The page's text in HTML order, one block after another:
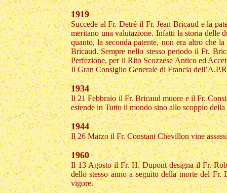
1919
Succede al Fr. Detré il Fr. Jean Bricaud e la
meritano una valutazione. Infatti la storia delle
quanto, la seconda patente, non era altro che
Bricaud. Sempre nello stesso periodo il Fr.
Perfezione, per il Rito Scozzese Antico ed
Il Gran Consiglio Generale di Francia
1934
Il 21 Febbraio il Fr. Bricaud muore e il Fr.
estende in Tutto il mondo sino allo scoppio della
1944
Il 26 Marzo il Fr. Constant Chevillon vine
1960
Il 13 Agosto il Fr. H. Dupont designa il Fr.
dello stesso anno a seguito della morte del
vigore.